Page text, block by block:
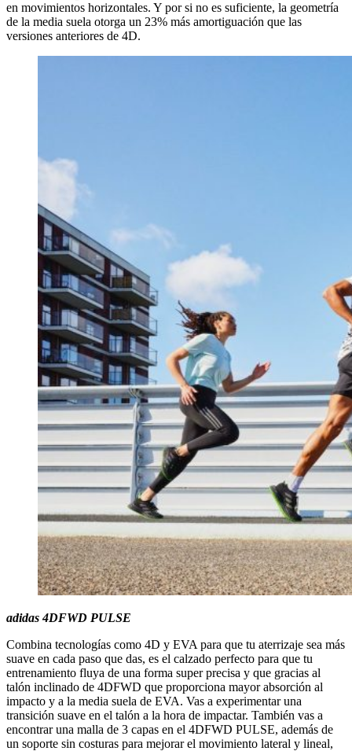
en movimientos horizontales. Y por si no es suficiente, la geometría
de la media suela otorga un 23% más amortiguación que las
versiones anteriores de 4D.
adidas 4DFWD PULSE
Combina tecnologías como 4D y EVA para que tu aterrizaje sea más
suave en cada paso que das, es el calzado perfecto para que tu
entrenamiento fluya de una forma super precisa y que gracias al
talón inclinado de 4DFWD que proporciona mayor absorción al
impacto y a la media suela de EVA. Vas a experimentar una
transición suave en el talón a la hora de impactar. También vas a
encontrar una malla de 3 capas en el 4DFWD PULSE, además de
un soporte sin costuras para mejorar el movimiento lateral y lineal,